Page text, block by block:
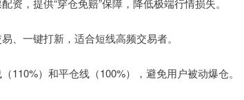
资，提供“穿仓免赔”保障，降低极端行情损失。
、一键打新，适合短线高频交易者。
110%）和平仓线（100%），避免用户被动爆仓。